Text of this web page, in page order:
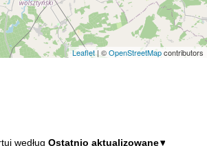
Leaflet | ©OpenStreetMapcontributors